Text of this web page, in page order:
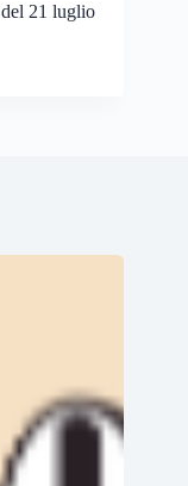
del 21 luglio